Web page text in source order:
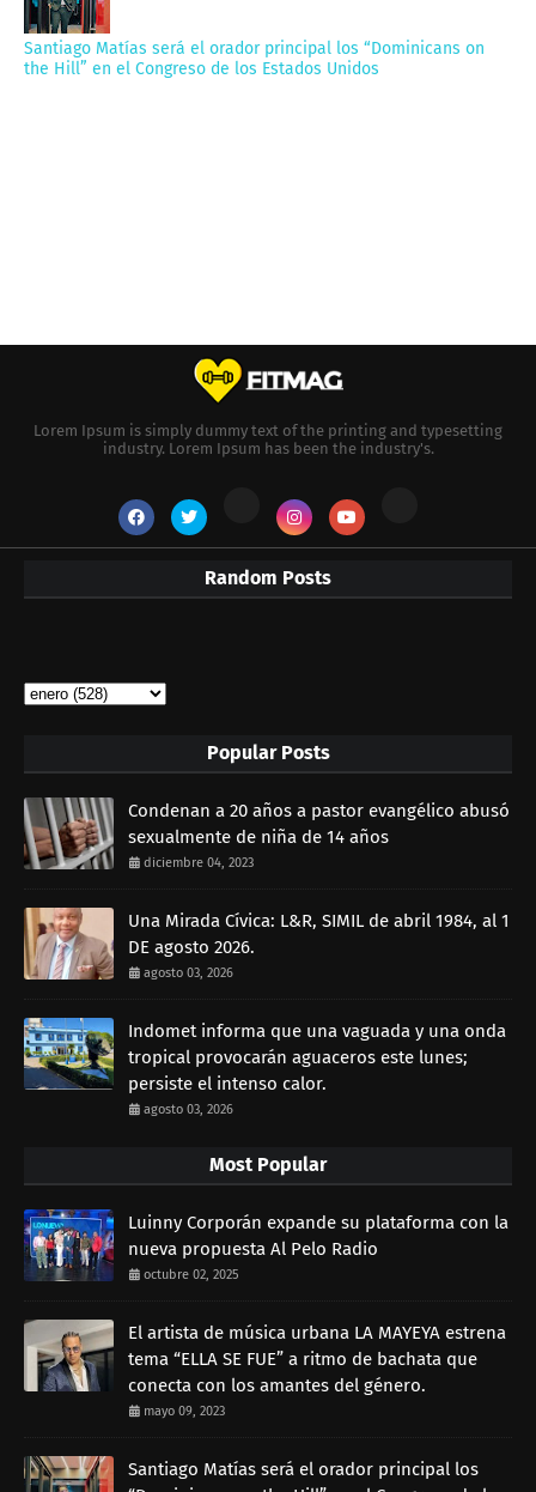
Santiago Matías será el orador principal los “Dominicans on
the Hill” en el Congreso de los Estados Unidos
Lorem Ipsum is simply dummy text of the printing and typesetting
industry. Lorem Ipsum has been the industry's.
Random Posts
Popular Posts
Condenan a 20 años a pastor evangélico abusó
sexualmente de niña de 14 años
diciembre 04, 2023
Una Mirada Cívica: L&R, SIMIL de abril 1984, al 1
DE agosto 2026.
agosto 03, 2026
Indomet informa que una vaguada y una onda
tropical provocarán aguaceros este lunes;
persiste el intenso calor.
agosto 03, 2026
Most Popular
Luinny Corporán expande su plataforma con la
nueva propuesta Al Pelo Radio
octubre 02, 2025
El artista de música urbana LA MAYEYA estrena
tema “ELLA SE FUE” a ritmo de bachata que
conecta con los amantes del género.
mayo 09, 2023
Santiago Matías será el orador principal los